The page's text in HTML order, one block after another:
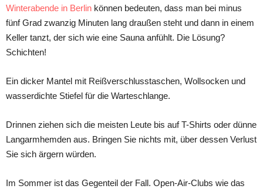
Winterabende in Berlin können bedeuten, dass man bei minus
fünf Grad zwanzig Minuten lang draußen steht und dann in einem
Keller tanzt, der sich wie eine Sauna anfühlt. Die Lösung?
Schichten!
Ein dicker Mantel mit Reißverschlusstaschen, Wollsocken und
wasserdichte Stiefel für die Warteschlange.
Drinnen ziehen sich die meisten Leute bis auf T-Shirts oder dünne
Langarmhemden aus. Bringen Sie nichts mit, über dessen Verlust
Sie sich ärgern würden.
Im Sommer ist das Gegenteil der Fall. Open-Air-Clubs wie das